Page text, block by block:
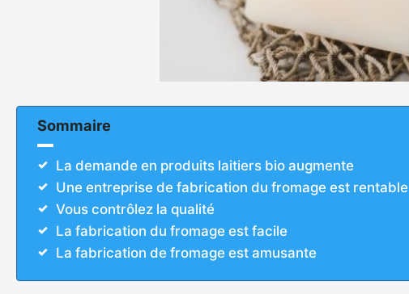
Sommaire
La demande en produits laitiers bio augmente
Une entreprise de fabrication du fromage est rentable
Vous contrôlez la qualité
La fabrication du fromage est facile
La fabrication de fromage est amusante